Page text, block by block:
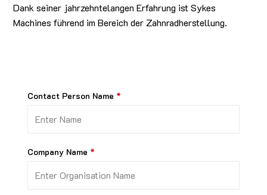
Dank seiner jahrzehntelangen Erfahrung ist Sykes
Machines führend im Bereich der Zahnradherstellung.
Contact Person Name
Company Name